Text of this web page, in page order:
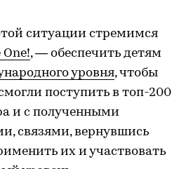
ситуации стремимся
, — обеспечить детям
уровня, чтобы
поступить в топ-200
и с полученными
связями, вернувшись
их и участвовать